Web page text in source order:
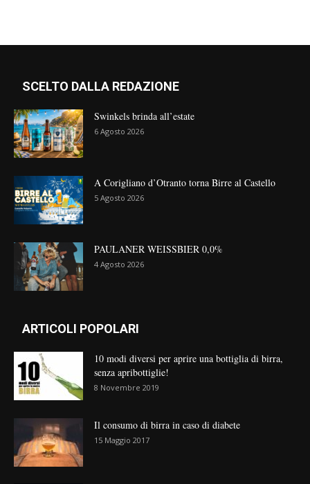
SCELTO DALLA REDAZIONE
Swinkels brinda all’estate
6 Agosto 2026
A Corigliano d’Otranto torna Birre al Castello
5 Agosto 2026
PAULANER WEISSBIER 0,0%
4 Agosto 2026
ARTICOLI POPOLARI
10 modi diversi per aprire una bottiglia di birra,
senza apribottiglie!
8 Novembre 2019
Il consumo di birra in caso di diabete
15 Maggio 2017